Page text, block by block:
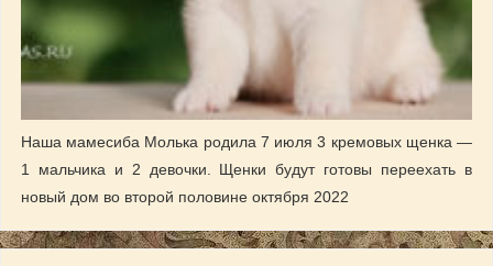
Наша мамесиба Молька родила 7 июля 3 кремовых щенка —
1 мальчика и 2 девочки. Щенки будут готовы переехать в
новый дом во второй половине октября 2022